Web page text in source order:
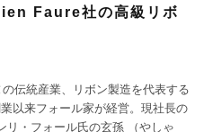
Faure社の高級リボ
伝統産業、リボン製造を代表する
以来フォール家が経営。現社長の
リ・フォール氏の玄孫 （やしゃ